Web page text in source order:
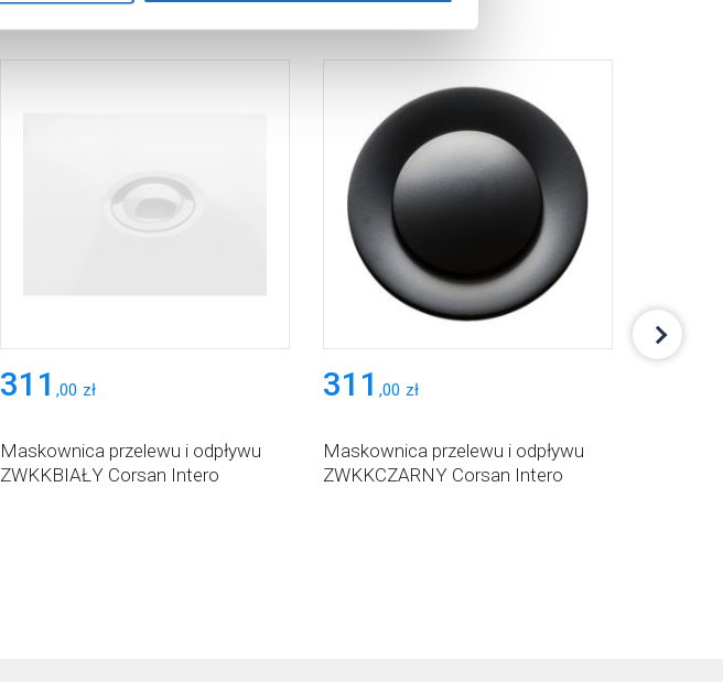
311 ,00 zł
Maskownica przelewu i odpływu
ZWKKBIAŁY Corsan Intero
311 ,00 zł
Maskownica przelewu i odpływu
ZWKKCZARNY Corsan Intero